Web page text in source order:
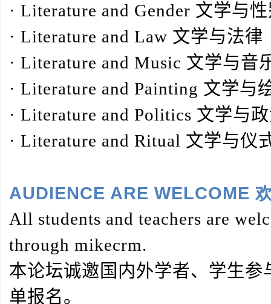
· Literature and Gender 文学与
· Literature and Law 文学与法律
· Literature and Music 文学与音
· Literature and Painting 文学与
· Literature and Politics 文学与
· Literature and Ritual 文学与仪
AUDIENCE ARE WELCOME
All students and teachers are
through mikecrm.
本论坛诚邀国内外学者、学生
单报名。